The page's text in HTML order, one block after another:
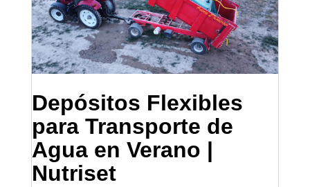
Depósitos Flexibles
para Transporte de
Agua en Verano |
Nutriset